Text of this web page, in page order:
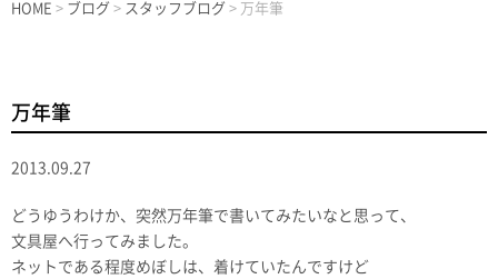
HOME > ブログ > スタッフブログ > 万年筆
万年筆
2013.09.27
どうゆうわけか、突然万年筆で書いてみたいなと思って、
文具屋へ行ってみました。
ネットである程度めぼしは、着けていたんですけど